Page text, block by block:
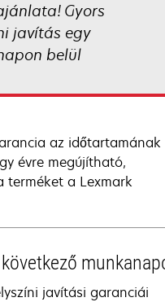
Gyors
javítás egy
belül
az időtartamának
évre megújítható,
terméket a Lexmark
javítási garanciái